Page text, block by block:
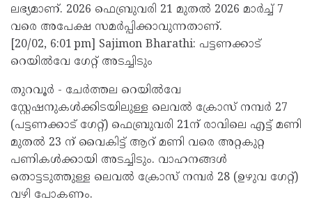
ലഭ്യമാണ്. 2026 ഫെബ്രുവരി 21 മുതൽ 2026 മാർച്ച് 7
വരെ അപേക്ഷ സമർപ്പിക്കാവുന്നതാണ്.
[20/02, 6:01 pm] Sajimon Bharathi: പട്ടണക്കാട്
റെയില്‍വേ ഗേറ്റ് അടച്ചിടും
തുറവൂര്‍ - ചേര്‍ത്തല റെയില്‍വേ
സ്റ്റേഷനുകള്‍ക്കിടയിലുള്ള ലെവല്‍ ക്രോസ് നമ്പര്‍ 27
(പട്ടണക്കാട് ഗേറ്റ്) ഫെബ്രുവരി 21ന് രാവിലെ എട്ട് മണി
മുതല്‍ 23 ന് വൈകിട്ട് ആറ് മണി വരെ അറ്റകുറ്റ
പണികള്‍ക്കായി അടച്ചിടും. വാഹനങ്ങള്‍
തൊട്ടടുത്തുള്ള ലെവല്‍ ക്രോസ് നമ്പര്‍ 28 (ഉഴുവ ഗേറ്റ്)
വഴി പോകണം.